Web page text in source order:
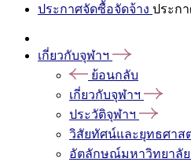
ประกาศจัดซื้อจัดจ้าง ประก
เกี่ยวกับจุฬาฯ
ย้อนกลับ
เกี่ยวกับจุฬาฯ
ประวัติจุฬาฯ
วิสัยทัศน์และยุทธศาส
อัตลักษณ์มหาวิทยาลัย